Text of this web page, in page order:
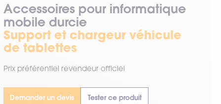
Accessoires pour informatique
mobile durcie
Support et chargeur véhicule
de tablettes
Prix préférentiel revendeur officiel
Demander un devis Tester ce produit